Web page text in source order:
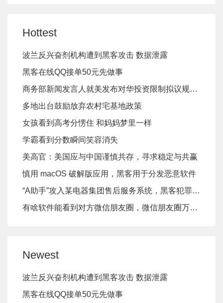
Hottest
波兰反兴奋剂机构遭到黑客攻击 数据泄露
黑客在线QQ接单50元先做事
商务部新闻发言人就美发布对华投资限制拟议规则答记者问
多地出台鼓励放弃农村宅基地政策
女孩看到高考分愣住 和妈妈梦里一样
学霸看到分数瞬间笑容消失
美高官：美国应与中国谨慎共存，寻求稳定与共赢
慎用 macOS 破解版应用，黑客用于分发恶意软件
“A助手”攻入某电器集团售后服务系统，黑客犯罪团伙涉案金额1.2亿元
有啥软件能看到对方微信朋友圈，微信朋友圈万能查看器2024最新版
Newest
波兰反兴奋剂机构遭到黑客攻击 数据泄露
黑客在线QQ接单50元先做事